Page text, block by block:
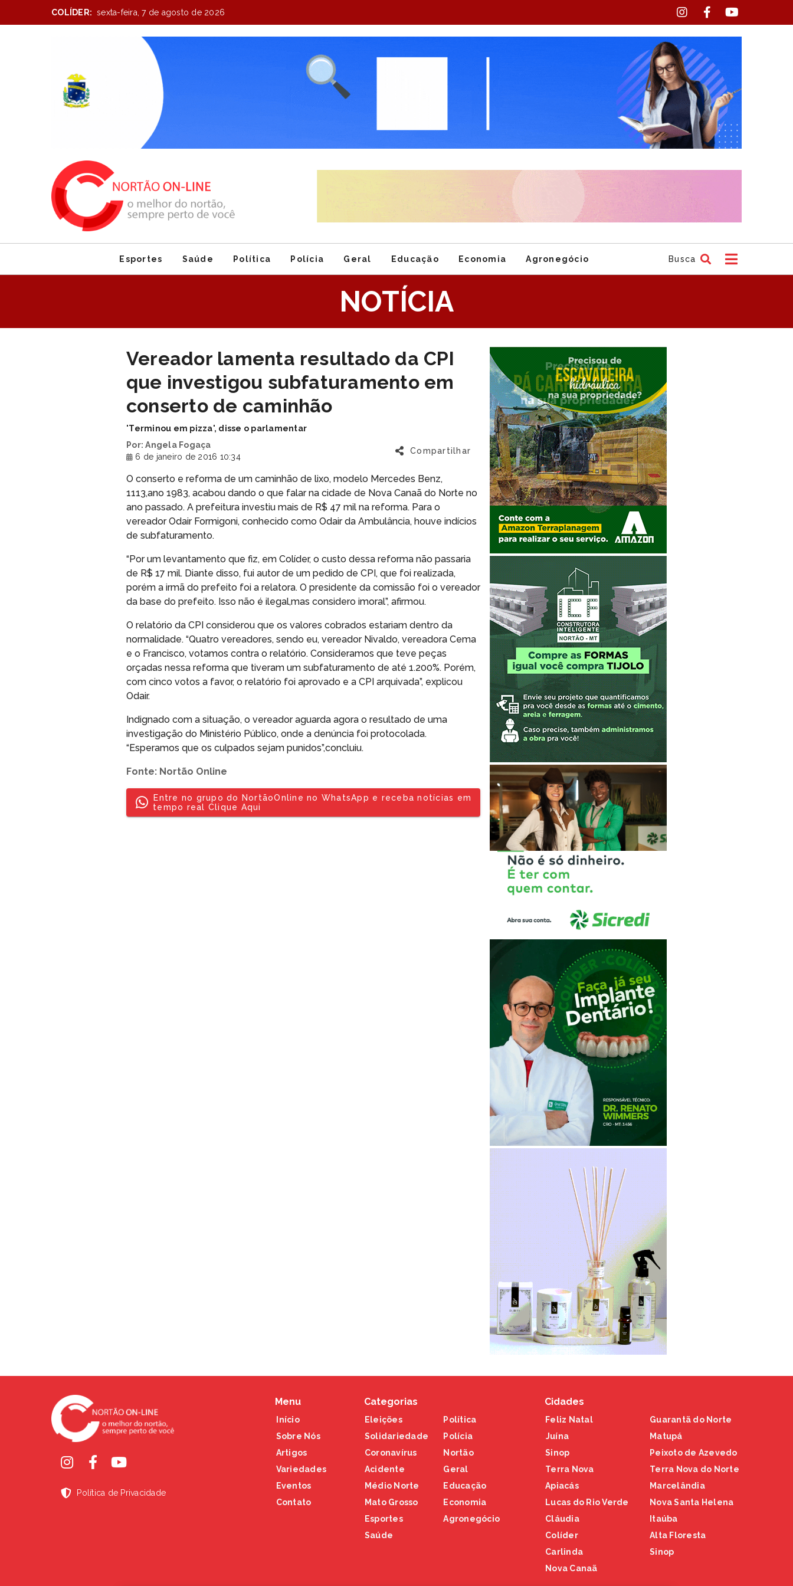
COLÍDER: sexta-feira, 7 de agosto de 2026
of
1
of
Esportes Saúde Política Polícia Geral Educação Economia Agronegócio Busca
NOTÍCIA
Vereador lamenta resultado da CPI
que investigou subfaturamento em
conserto de caminhão
'Terminou em pizza', disse o parlamentar
Por: Angela Fogaça
6 de janeiro de 2016 10:34
Compartilhar
O conserto e reforma de um caminhão de lixo, modelo Mercedes Benz,
1113,ano 1983, acabou dando o que falar na cidade de Nova Canaã do Norte no
ano passado. A prefeitura investiu mais de R$ 47 mil na reforma. Para o
vereador Odair Formigoni, conhecido como Odair da Ambulância, houve indícios
de subfaturamento.
“Por um levantamento que fiz, em Colíder, o custo dessa reforma não passaria
de R$ 17 mil. Diante disso, fui autor de um pedido de CPI, que foi realizada,
porém a irmã do prefeito foi a relatora. O presidente da comissão foi o vereador
da base do prefeito. Isso não é ilegal,mas considero imoral”, afirmou.
O relatório da CPI considerou que os valores cobrados estariam dentro da
normalidade. “Quatro vereadores, sendo eu, vereador Nivaldo, vereadora Cema
e o Francisco, votamos contra o relatório. Consideramos que teve peças
orçadas nessa reforma que tiveram um subfaturamento de até 1.200%. Porém,
com cinco votos a favor, o relatório foi aprovado e a CPI arquivada”, explicou
Odair.
Indignado com a situação, o vereador aguarda agora o resultado de uma
investigação do Ministério Público, onde a denúncia foi protocolada.
“Esperamos que os culpados sejam punidos”,concluiu.
Fonte: Nortão Online
Entre no grupo do NortãoOnline no WhatsApp e receba notícias em
tempo real Clique Aqui
Política de Privacidade
Menu
Início
Sobre Nós
Artigos
Variedades
Eventos
Contato
Categorias
Eleições
Solidariedade
Coronavírus
Acidente
Médio Norte
Mato Grosso
Esportes
Saúde
Política
Polícia
Nortão
Geral
Educação
Economia
Agronegócio
Cidades
Feliz Natal
Juína
Sinop
Terra Nova
Apiacás
Lucas do Rio Verde
Cláudia
Colíder
Carlinda
Nova Canaã
Guarantã do Norte
Matupá
Peixoto de Azevedo
Terra Nova do Norte
Marcelândia
Nova Santa Helena
Itaúba
Alta Floresta
Sinop